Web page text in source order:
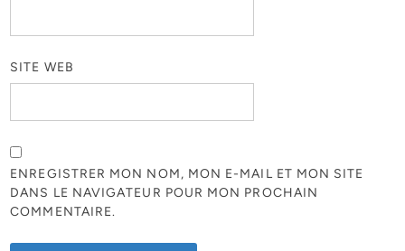
SITE WEB
ENREGISTRER MON NOM, MON E-MAIL ET MON SITE
DANS LE NAVIGATEUR POUR MON PROCHAIN
COMMENTAIRE.